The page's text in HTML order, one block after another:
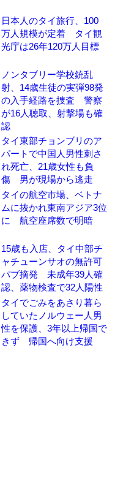
日本人のタイ旅行、100
万人規模が定着 タイ観
光庁は26年120万人目標
ノンタブリー学校銃乱
射、14歳生徒の実弾98発
の入手経路を捜査 警察
が16人聴取、射撃場も確
認
タイ東部チョンブリのア
パートで中国人男性刺さ
れ死亡、21歳女性も負
傷 男が現場から逃走
タイの航空市場、ベトナ
ムに抜かれ東南アジア3位
に 航空座席数で明暗
15歳も入店、タイ中部チ
ャチューンサオの無許可
パブ摘発 未成年39人確
認、薬物検査で32人陽性
タイでごみをあさり暮ら
していたノルウェー人男
性を保護、3年以上帰国で
きず 帰国へ向け支援